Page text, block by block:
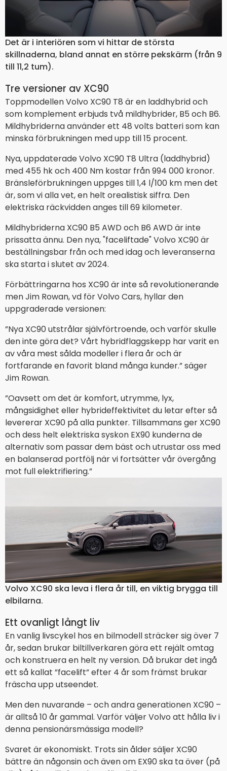
Det är i interiören som vi hittar de största
skillnaderna, bland annat en större pekskärm (från 9
till 11,2 tum).
Tre versioner av XC90
Toppmodellen Volvo XC90 T8 är en laddhybrid och
som komplement erbjuds två mildhybrider, B5 och B6.
Mildhybriderna använder ett 48 volts batteri som kan
minska förbrukningen med upp till 15 procent.
Nya, uppdaterade Volvo XC90 T8 Ultra (laddhybrid)
med 455 hk och 400 Nm kostar från 994 000 kronor.
Bränsleförbrukningen uppges till 1,4 l/100 km men det
är, som vi alla vet, en helt orealistisk siffra. Den
elektriska räckvidden anges till 69 kilometer.
Mildhybriderna XC90 B5 AWD och B6 AWD är inte
prissatta ännu. Den nya, "faceliftade" Volvo XC90 är
beställningsbar från och med idag och leveranserna
ska starta i slutet av 2024.
Förbättringarna hos XC90 är inte så revolutionerande
men Jim Rowan, vd för Volvo Cars, hyllar den
uppgraderade versionen:
”Nya XC90 utstrålar självförtroende, och varför skulle
den inte göra det? Vårt hybridflaggskepp har varit en
av våra mest sålda modeller i flera år och är
fortfarande en favorit bland många kunder.” säger
Jim Rowan.
”Oavsett om det är komfort, utrymme, lyx,
mångsidighet eller hybrideffektivitet du letar efter så
levererar XC90 på alla punkter. Tillsammans ger XC90
och dess helt elektriska syskon EX90 kunderna de
alternativ som passar dem bäst och utrustar oss med
en balanserad portfölj när vi fortsätter vår övergång
mot full elektrifiering.”
Volvo XC90 ska leva i flera år till, en viktig brygga till
elbilarna.
Ett ovanligt långt liv
En vanlig livscykel hos en bilmodell sträcker sig över 7
år, sedan brukar biltillverkaren göra ett rejält omtag
och konstruera en helt ny version. Då brukar det ingå
ett så kallat ”facelift” efter 4 år som främst brukar
fräscha upp utseendet.
Men den nuvarande – och andra generationen XC90 –
är alltså 10 år gammal. Varför väljer Volvo att hålla liv i
denna pensionärsmässiga modell?
Svaret är ekonomiskt. Trots sin ålder säljer XC90
bättre än någonsin och även om EX90 ska ta över (på